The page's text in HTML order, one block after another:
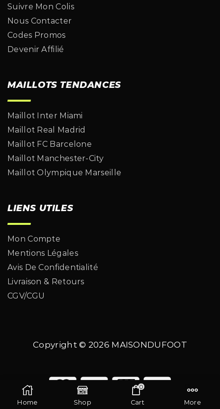
Suivre Mon Colis
Nous Contacter
Codes Promos
Devenir Affilié
MAILLOTS TENDANCES
Maillot Inter Miami
Maillot Real Madrid
Maillot FC Barcelone
Maillot Manchester-City
Maillot Olympique Marseille
LIENS UTILES
Mon Compte
Mentions Légales
Avis De Confidentialité
Livraison & Retours
CGV/CGU
Copyright © 2026 MAISONDUFOOT
Home Shop
0
Cart More